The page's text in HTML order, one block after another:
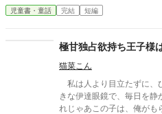
具のお医者さん」をしてい
刷など昔の技を学びながら
児童書・童話 完結 短編
極甘独占欲持ち王子様
猫菜こん
私は人より目立たずに、ひっ
きな伊達眼鏡で、毎日を静
れじゃあこの子は、俺がもらうよ。」 優